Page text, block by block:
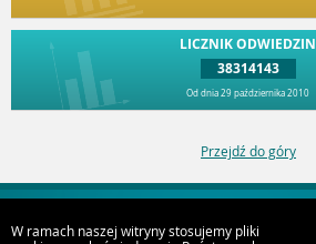
LICZNIK ODWIEDZIN
38314143
Od dnia 29 października 2010
Przejdź do góry
Deklaracja dostępności
W ramach naszej witryny stosujemy pliki